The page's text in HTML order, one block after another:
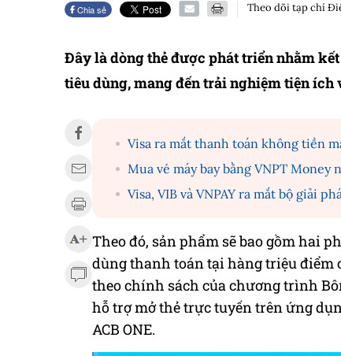
Chia sẻ Theo dõi tạp chí
Đây là dòng thẻ được phát triển nhằm
tiêu dùng, mang đến trải nghiệm tiện
Visa ra mắt thanh toán không tiền
Mua vé máy bay bằng VNPT Money
Visa, VIB và VNPAY ra mắt bộ giải
Theo đó, sản phẩm sẽ bao gồm hai
dùng thanh toán tại hàng triệu điểm
theo chính sách của chương trình
hỗ trợ mở thẻ trực tuyến trên ứng
ACB ONE.